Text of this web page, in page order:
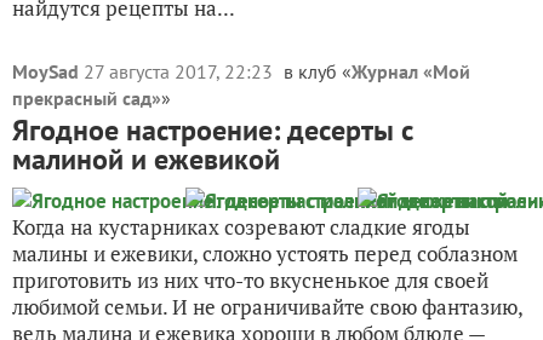
найдутся рецепты на...
MoySad 27 августа 2017, 22:23 в клуб «Журнал «Мой
прекрасный сад»»
Ягодное настроение: десерты с
малиной и ежевикой
Когда на кустарниках созревают сладкие ягоды
малины и ежевики, сложно устоять перед соблазном
приготовить из них что-то вкусненькое для своей
любимой семьи. И не ограничивайте свою фантазию,
ведь малина и ежевика хороши в любом блюде —